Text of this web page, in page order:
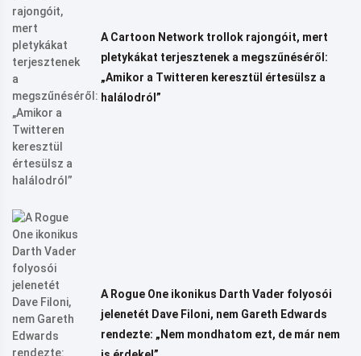
A Cartoon Network trollok rajongóit, mert
pletykákat terjesztenek a megszűnéséről:
„Amikor a Twitteren keresztül értesülsz a
halálodról”
A Rogue One ikonikus Darth Vader folyosói
jelenetét Dave Filoni, nem Gareth Edwards
rendezte: „Nem mondhatom ezt, de már nem